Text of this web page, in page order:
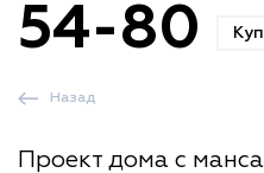
54-80
Проект дома с
Назад